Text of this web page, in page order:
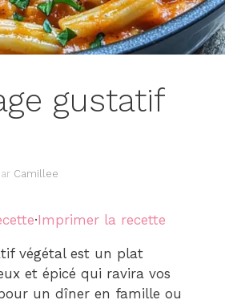
gustatif
Camillee
·Imprimer la recette
végétal est un plat
et épicé qui ravira vos
un dîner en famille ou